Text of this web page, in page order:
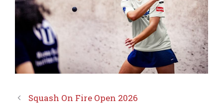
Squash On Fire Open 2026